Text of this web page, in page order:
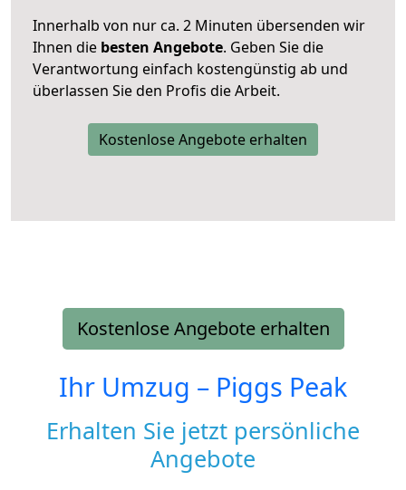
Innerhalb von nur ca. 2 Minuten übersenden wir
Ihnen die besten Angebote. Geben Sie die
Verantwortung einfach kostengünstig ab und
überlassen Sie den Profis die Arbeit.
Kostenlose Angebote erhalten
Kostenlose Angebote erhalten
Ihr Umzug – Piggs Peak
Erhalten Sie jetzt persönliche
Angebote